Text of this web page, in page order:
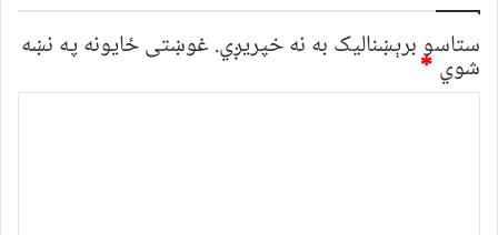
ستاسو برېښناليک به نه خپريږي. غوښتى ځایونه په نښه
شوي *